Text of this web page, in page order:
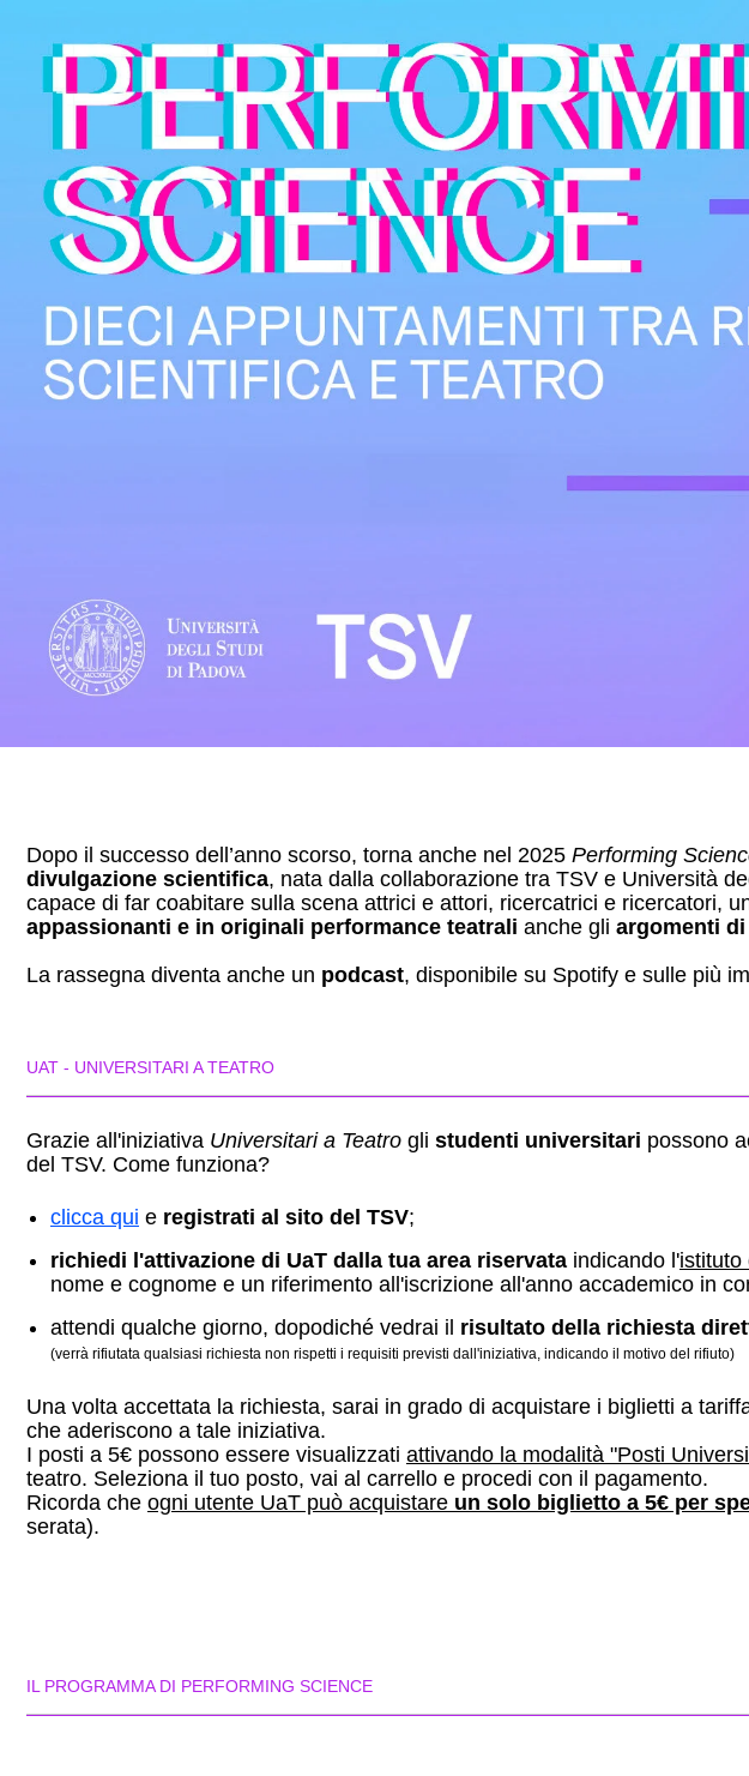
Dopo il successo dell’anno scorso, torna anche nel 2025 Performing
divulgazione scientifica, nata dalla collaborazione tra TSV e Università
capace di far coabitare sulla scena attrici e attori, ricercatrici e ricercatori,
appassionanti e in originali performance teatrali anche gli argomenti
La rassegna diventa anche un podcast, disponibile su Spotify e sulle più
UAT - UNIVERSITARI A TEATRO
Grazie all'iniziativa Universitari a Teatro gli studenti universitari possono
del TSV. Come funziona?
clicca qui e registrati al sito del TSV;
richiedi l'attivazione di UaT dalla tua area riservata indicando l'istituto
nome e cognome e un riferimento all'iscrizione all'anno accademico in
attendi qualche giorno, dopodiché vedrai il risultato della richiesta
(verrà rifiutata qualsiasi richiesta non rispetti i requisiti previsti dall'iniziativa, indicando il motivo del rifiuto)
Una volta accettata la richiesta, sarai in grado di acquistare i biglietti a
che aderiscono a tale iniziativa.
I posti a 5€ possono essere visualizzati attivando la modalità "Posti
teatro. Seleziona il tuo posto, vai al carrello e procedi con il pagamento.
Ricorda che ogni utente UaT può acquistare un solo biglietto a 5€ per
serata).
IL PROGRAMMA DI PERFORMING SCIENCE